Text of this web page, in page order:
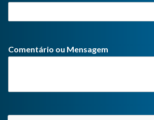
Comentário ou Mensagem